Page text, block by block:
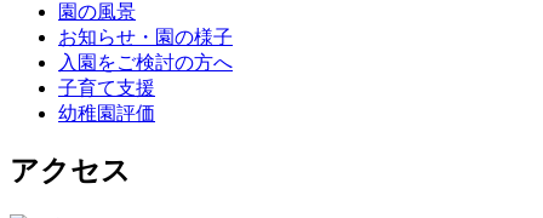
園の風景
お知らせ・園の様子
入園をご検討の方へ
子育て支援
幼稚園評価
アクセス